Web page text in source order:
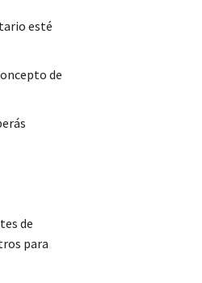
esté
de
de
para